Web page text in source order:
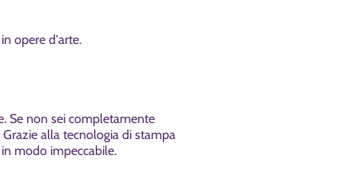
opere d'arte.
. Se non sei completamente
alla tecnologia di stampa
in modo impeccabile.